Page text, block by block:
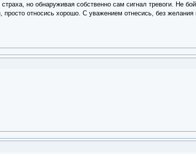
но обнаруживая собственно сам сигнал тревоги. Не
относись хорошо. С уважением отнесись, без